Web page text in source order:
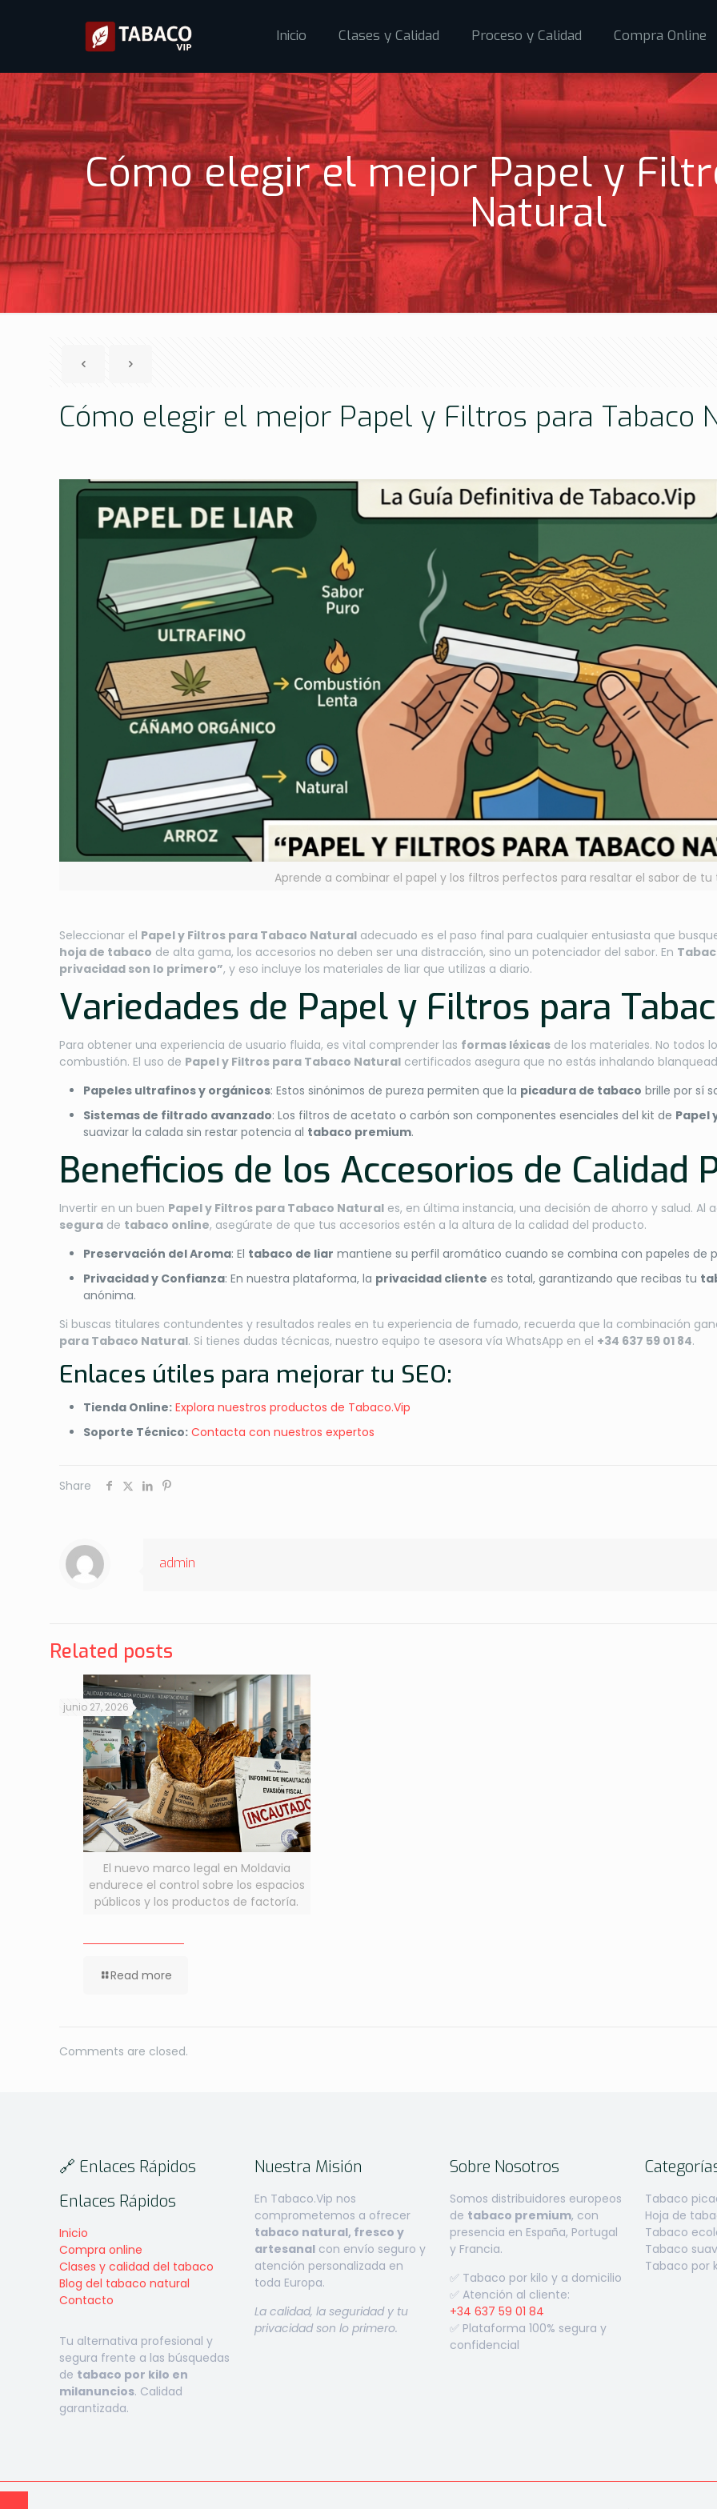
Inicio Clases y Calidad Proceso y Calidad Compra Online
Cómo elegir el mejor Papel y
Natural
Cómo elegir el mejor Papel y Filtros para Tabaco
Aprende a combinar el papel y los filtros perfectos para resaltar el sabor de
Seleccionar el Papel y Filtros para Tabaco Natural adecuado es el paso final para cualquier entusiasta que
hoja de tabaco de alta gama, los accesorios no deben ser una distracción, sino un potenciador del sabor. En
privacidad son lo primero”, y eso incluye los materiales de liar que utilizas a diario.
Variedades de Papel y Filtros para
Para obtener una experiencia de usuario fluida, es vital comprender las formas léxicas de los materiales. No todos
combustión. El uso de Papel y Filtros para Tabaco Natural certificados asegura que no estás inhalando
Papeles ultrafinos y orgánicos: Estos sinónimos de pureza permiten que la picadura de tabaco brille por sí
Sistemas de filtrado avanzado: Los filtros de acetato o carbón son componentes esenciales del kit de Papel
suavizar la calada sin restar potencia al tabaco premium.
Beneficios de los Accesorios de Calidad
Invertir en un buen Papel y Filtros para Tabaco Natural es, en última instancia, una decisión de ahorro y salud. Al
segura de tabaco online, asegúrate de que tus accesorios estén a la altura de la calidad del producto.
Preservación del Aroma: El tabaco de liar mantiene su perfil aromático cuando se combina con papeles de
Privacidad y Confianza: En nuestra plataforma, la privacidad cliente es total, garantizando que recibas tu
anónima.
Si buscas titulares contundentes y resultados reales en tu experiencia de fumado, recuerda que la combinación
para Tabaco Natural. Si tienes dudas técnicas, nuestro equipo te asesora vía WhatsApp en el +34 637 59 01 84.
Enlaces útiles para mejorar tu SEO:
Tienda Online: Explora nuestros productos de Tabaco.Vip
Soporte Técnico: Contacta con nuestros expertos
Share
admin
Related posts
El nuevo marco legal en Moldavia
endurece el control sobre los espacios
públicos y los productos de factoría.
junio 27, 2026
Read more
Comments are closed.
🔗 Enlaces Rápidos
Enlaces Rápidos
Inicio
Compra online
Clases y calidad del tabaco
Blog del tabaco natural
Contacto
Tu alternativa profesional y
segura frente a las búsquedas
de tabaco por kilo en
milanuncios. Calidad
garantizada.
Nuestra Misión
En Tabaco.Vip nos
comprometemos a ofrecer
tabaco natural, fresco y
artesanal con envío seguro y
atención personalizada en
toda Europa.
La calidad, la seguridad y tu
privacidad son lo primero.
Sobre Nosotros
Somos distribuidores europeos
de tabaco premium, con
presencia en España, Portugal
y Francia.
✅ Tabaco por kilo y a domicilio
✅ Atención al cliente:
+34 637 59 01 84
✅ Plataforma 100% segura y
confidencial
Tabaco
Hoja de
Tabaco
Tabaco
Tabaco por